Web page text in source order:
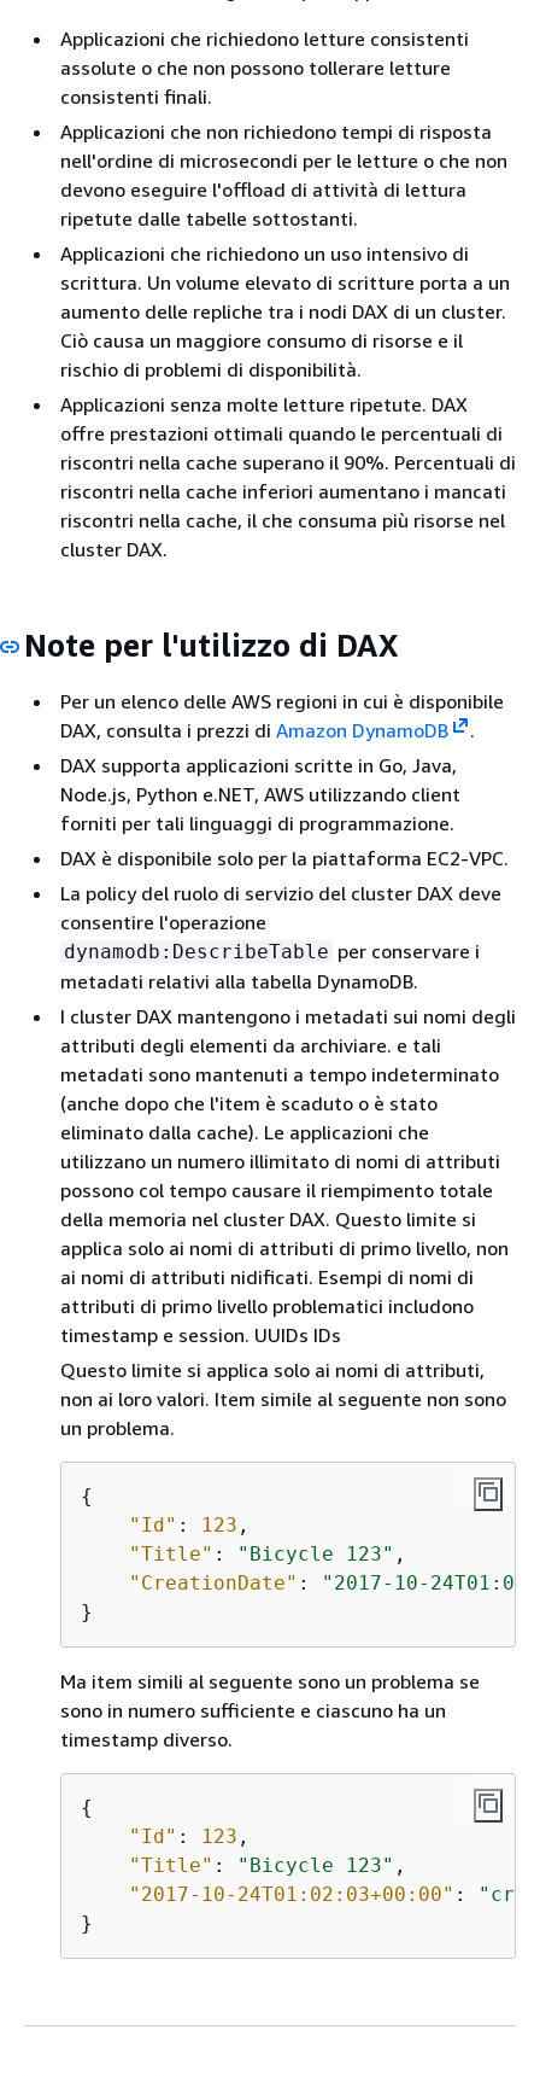
Applicazioni che richiedono letture consistenti
assolute o che non possono tollerare letture
consistenti finali.
Applicazioni che non richiedono tempi di risposta
nell'ordine di microsecondi per le letture o che non
devono eseguire l'offload di attività di lettura
ripetute dalle tabelle sottostanti.
Applicazioni che richiedono un uso intensivo di
scrittura. Un volume elevato di scritture porta a un
aumento delle repliche tra i nodi DAX di un cluster.
Ciò causa un maggiore consumo di risorse e il
rischio di problemi di disponibilità.
Applicazioni senza molte letture ripetute. DAX
offre prestazioni ottimali quando le percentuali di
riscontri nella cache superano il 90%. Percentuali di
riscontri nella cache inferiori aumentano i mancati
riscontri nella cache, il che consuma più risorse nel
cluster DAX.
Note per l'utilizzo di DAX
Per un elenco delle AWS regioni in cui è disponibile
DAX, consulta i prezzi di Amazon DynamoDB
.
DAX supporta applicazioni scritte in Go, Java,
Node.js, Python e.NET, AWS utilizzando client
forniti per tali linguaggi di programmazione.
DAX è disponibile solo per la piattaforma EC2-VPC.
La policy del ruolo di servizio del cluster DAX deve
consentire l'operazione
dynamodb:DescribeTable per conservare i
metadati relativi alla tabella DynamoDB.
I cluster DAX mantengono i metadati sui nomi degli
attributi degli elementi da archiviare. e tali
metadati sono mantenuti a tempo indeterminato
(anche dopo che l'item è scaduto o è stato
eliminato dalla cache). Le applicazioni che
utilizzano un numero illimitato di nomi di attributi
possono col tempo causare il riempimento totale
della memoria nel cluster DAX. Questo limite si
applica solo ai nomi di attributi di primo livello, non
ai nomi di attributi nidificati. Esempi di nomi di
attributi di primo livello problematici includono
timestamp e session. UUIDs IDs
Questo limite si applica solo ai nomi di attributi,
non ai loro valori. Item simile al seguente non sono
un problema.
{
"Id" : 123 ,
"Title" : "Bicycle 123" ,
"CreationDate" :
"2017-10-
}
Ma item simili al seguente sono un problema se
sono in numero sufficiente e ciascuno ha un
timestamp diverso.
{
"Id" : 123 ,
"Title" : "Bicycle 123" ,
"2017-10-24T01:02:03+00:00" :
}